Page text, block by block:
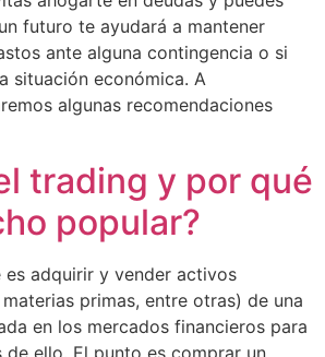
futuro te ayudará a mantener
ante alguna contingencia o si
situación económica. A
algunas recomendaciones
trading y por qué
popular?
es adquirir y vender activos
primas, entre otras) de una
en los mercados financieros para
ello. El punto es comprar un